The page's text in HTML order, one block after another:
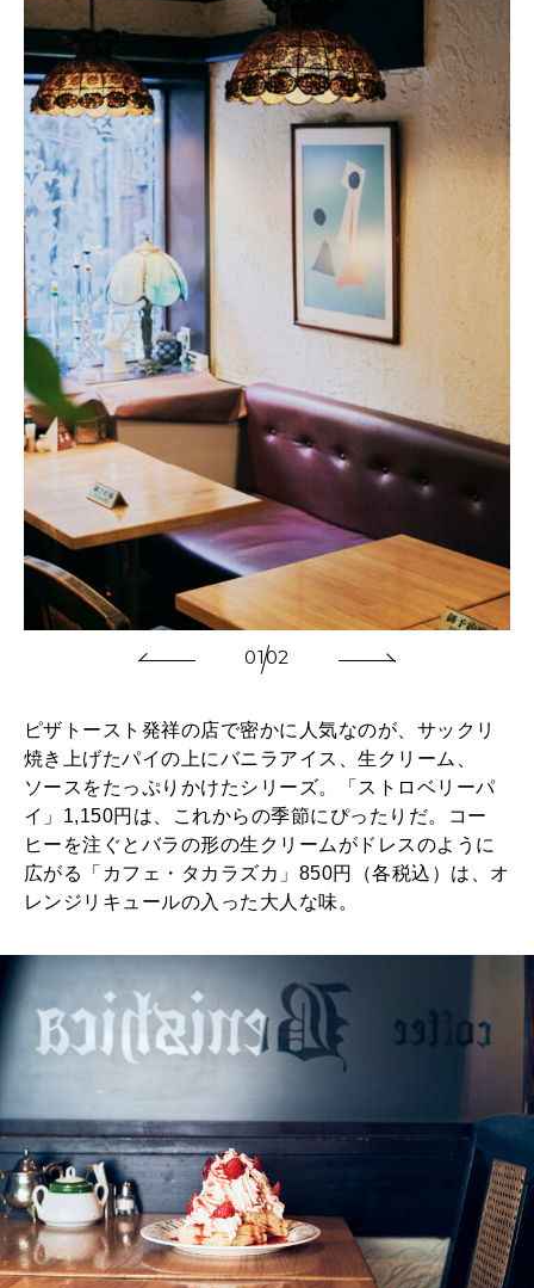
0102
ピザトースト発祥の店で密かに人気なのが、サックリ
焼き上げたパイの上にバニラアイス、生クリーム、
ソースをたっぷりかけたシリーズ。「ストロベリーパ
イ」1,150円は、これからの季節にぴったりだ。コー
ヒーを注ぐとバラの形の生クリームがドレスのように
広がる「カフェ・タカラズカ」850円（各税込）は、オ
レンジリキュールの入った大人な味。